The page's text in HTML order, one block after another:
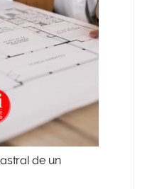
de un